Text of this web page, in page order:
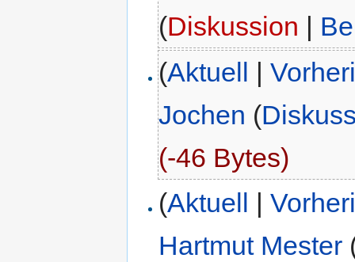
(Diskussion
(Aktuell |
Jochen (
(-46 Bytes)
(Aktuell |
Hartmut Mester